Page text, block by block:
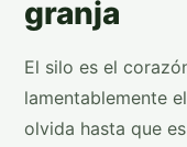
granja
El silo es el
lamentablemente
olvida hasta que